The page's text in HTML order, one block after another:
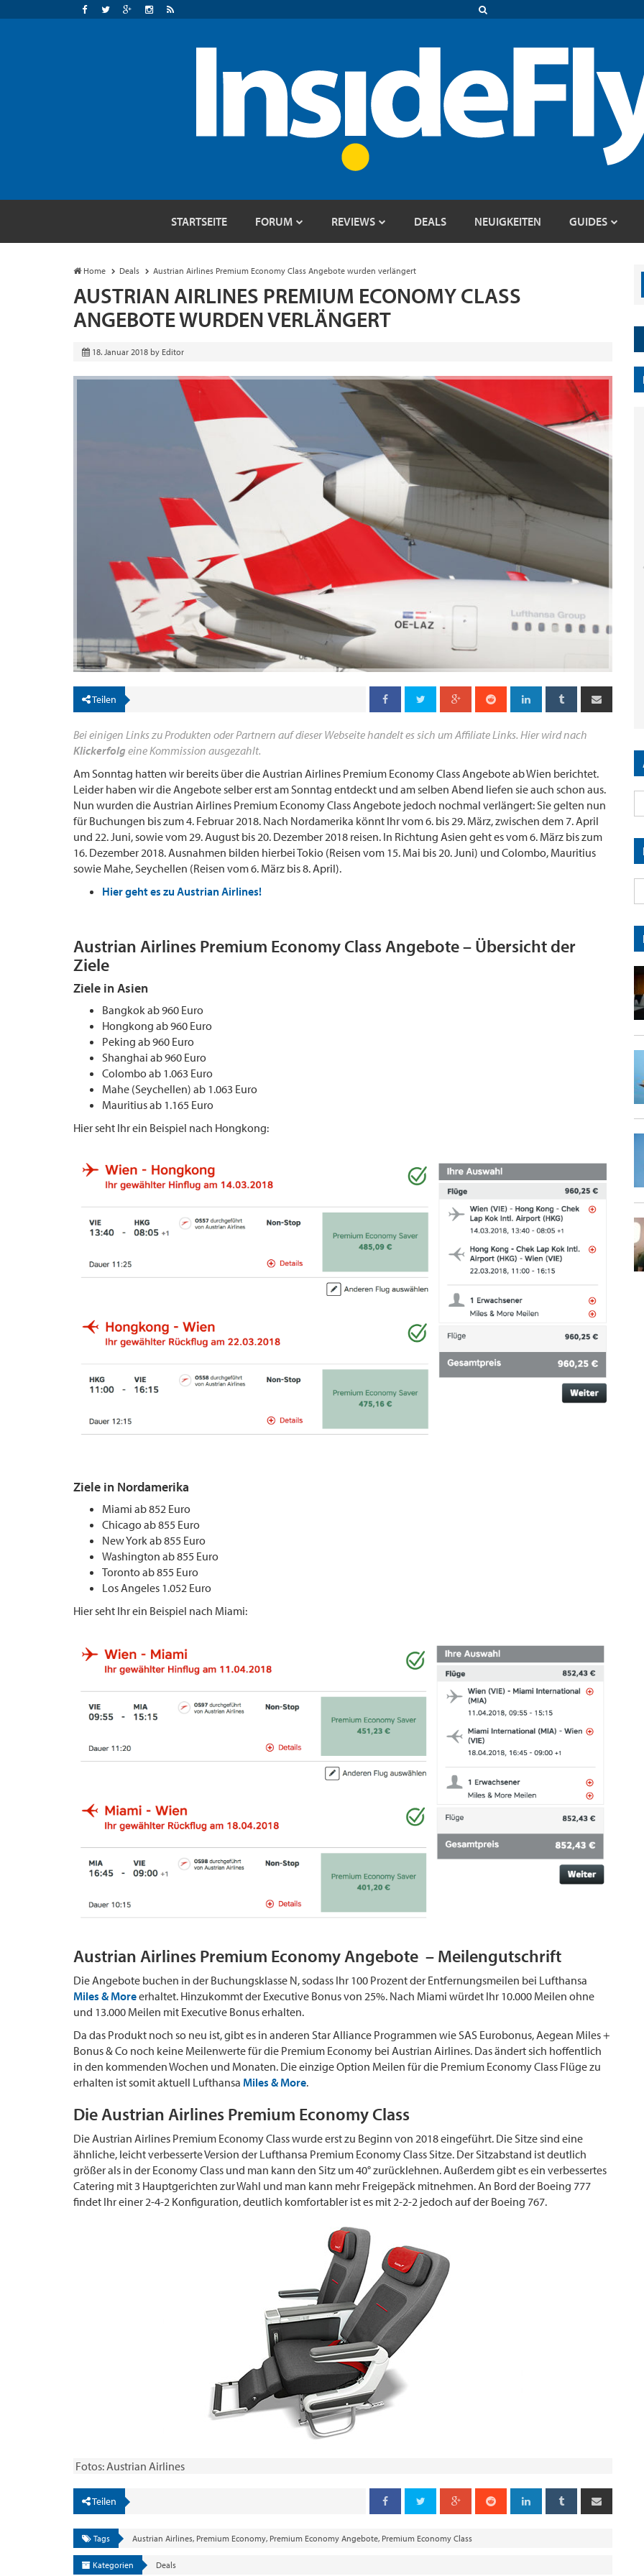
STARTSEITE FORUM REVIEWS DEALS NEUIGKEITEN GUIDES
Home Deals Austrian Airlines Premium Economy Class Angebote wurden verlängert
AUSTRIAN AIRLINES PREMIUM ECONOMY CLASS
ANGEBOTE WURDEN VERLÄNGERT
18. Januar 2018 by Editor
Teilen
Bei einigen Links zu Produkten oder Partnern auf dieser Webseite handelt es sich um Affiliate Links. Hier wird nach
Klickerfolg eine Kommission ausgezahlt.
Am Sonntag hatten wir bereits über die Austrian Airlines Premium Economy Class Angebote ab Wien berichtet.
Leider haben wir die Angebote selber erst am Sonntag entdeckt und am selben Abend liefen sie auch schon aus.
Nun wurden die Austrian Airlines Premium Economy Class Angebote jedoch nochmal verlängert: Sie gelten nun
für Buchungen bis zum 4. Februar 2018. Nach Nordamerika könnt Ihr vom 6. bis 29. März, zwischen dem 7. April
und 22. Juni, sowie vom 29. August bis 20. Dezember 2018 reisen. In Richtung Asien geht es vom 6. März bis zum
16. Dezember 2018. Ausnahmen bilden hierbei Tokio (Reisen vom 15. Mai bis 20. Juni) und Colombo, Mauritius
sowie Mahe, Seychellen (Reisen vom 6. März bis 8. April).
Hier geht es zu Austrian Airlines!
Austrian Airlines Premium Economy Class Angebote – Übersicht der
Ziele
Ziele in Asien
Bangkok ab 960 Euro
Hongkong ab 960 Euro
Peking ab 960 Euro
Shanghai ab 960 Euro
Colombo ab 1.063 Euro
Mahe (Seychellen) ab 1.063 Euro
Mauritius ab 1.165 Euro
Hier seht Ihr ein Beispiel nach Hongkong:
Ziele in Nordamerika
Miami ab 852 Euro
Chicago ab 855 Euro
New York ab 855 Euro
Washington ab 855 Euro
Toronto ab 855 Euro
Los Angeles 1.052 Euro
Hier seht Ihr ein Beispiel nach Miami:
Austrian Airlines Premium Economy Angebote – Meilengutschrift
Die Angebote buchen in der Buchungsklasse N, sodass Ihr 100 Prozent der Entfernungsmeilen bei Lufthansa
Miles & Moreerhaltet. Hinzukommt der Executive Bonus von 25%. Nach Miami würdet Ihr 10.000 Meilen ohne
und 13.000 Meilen mit Executive Bonus erhalten.
Da das Produkt noch so neu ist, gibt es in anderen Star Alliance Programmen wie SAS Eurobonus, Aegean Miles +
Bonus & Co noch keine Meilenwerte für die Premium Economy bei Austrian Airlines. Das ändert sich hoffentlich
in den kommenden Wochen und Monaten. Die einzige Option Meilen für die Premium Economy Class Flüge zu
erhalten ist somit aktuell Lufthansa Miles & More.
Die Austrian Airlines Premium Economy Class
Die Austrian Airlines Premium Economy Class wurde erst zu Beginn von 2018 eingeführt. Die Sitze sind eine
ähnliche, leicht verbesserte Version der Lufthansa Premium Economy Class Sitze. Der Sitzabstand ist deutlich
größer als in der Economy Class und man kann den Sitz um 40° zurücklehnen. Außerdem gibt es ein verbessertes
Catering mit 3 Hauptgerichten zur Wahl und man kann mehr Freigepäck mitnehmen. An Bord der Boeing 777
findet Ihr einer 2-4-2 Konfiguration, deutlich komfortabler ist es mit 2-2-2 jedoch auf der Boeing 767.
Fotos: Austrian Airlines
Teilen
Tags Austrian Airlines, Premium Economy, Premium Economy Angebote, Premium Economy Class
Kategorien Deals